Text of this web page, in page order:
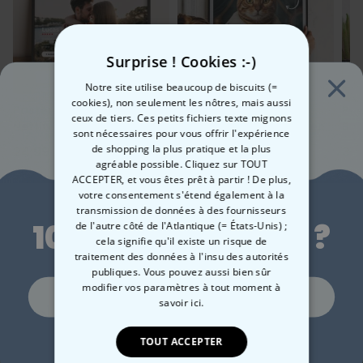
que vous écrirez pour l'accompagner. Une fois accrochée au mur,
cette belleaffiche personnalisable
ajoutera une touche unique et
pleine de souvenir à un appartement ou une maison.
A offrir impérativement au moins une fois dans sa vie !
n'y a pas de sélection, alors le cadre est en rupture de stock
Cadre photo (en option)
Cadre en bois de hêtre
Verre synthétique (recouvert d’un film protecteur sur la face
extérieure)
Panneau de fibres de moyenne densité - panneau arrière fixé par
des ressorts de torsion
Remarque : Si le cadre n'est pas affiché dans la sélection ou s'il
n'y a pas de sélection, alors le cadre est en rupture de stock
Poster personnalisé -
Poster personnalisé -
animal de compagnie en
uniforme
34,99 CHF
Catégorie concernée
Consultez nos autres catégories de cadeux insolites
Surprise ! Cookies :-)
Notre site utilise beaucoup de biscuits (=
cookies), non seulement les nôtres, mais aussi
ceux de tiers. Ces petits fichiers texte mignons
sont nécessaires pour vous offrir l'expérience
de shopping la plus pratique et la plus
agréable possible. Cliquez sur TOUT
ACCEPTER, et vous êtes prêt à partir ! De plus,
votre consentement s'étend également à la
transmission de données à des fournisseurs
de l'autre côté de l'Atlantique (= États-Unis) ;
cela signifie qu'il existe un risque de
traitement des données à l'insu des autorités
publiques. Vous pouvez aussi bien sûr
modifier vos paramètres à tout momentà
savoir ici.
TOUT ACCEPTER
Envie de
10 % de réduction ?
Oui, volontiers !
Non merci, je n'aime pas les réductions